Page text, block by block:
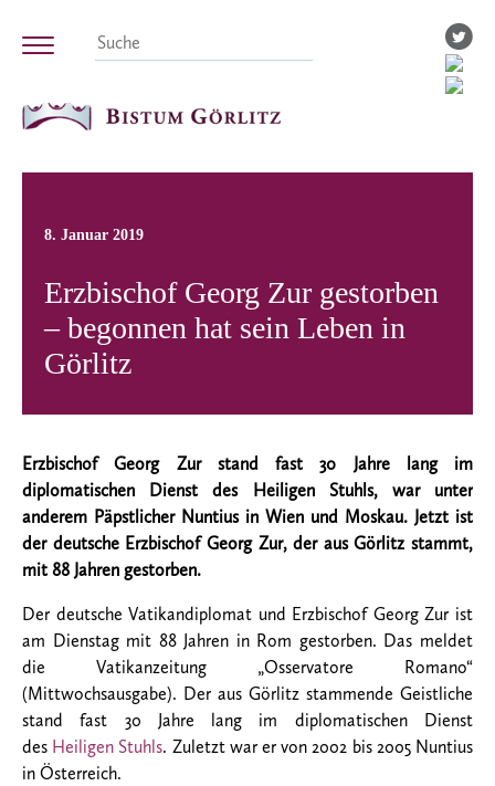
8. Januar 2019
Erzbischof Georg Zur gestorben
– begonnen hat sein Leben in
Görlitz
Erzbischof Georg Zur stand fast 30 Jahre lang im
diplomatischen Dienst des Heiligen Stuhls, war unter
anderem Päpstlicher Nuntius in Wien und Moskau. Jetzt ist
der deutsche Erzbischof Georg Zur, der aus Görlitz stammt,
mit 88 Jahren gestorben.
Der deutsche Vatikandiplomat und Erzbischof GeorgZur ist
am Dienstag mit 88 Jahren in Rom gestorben. Das meldet
die Vatikanzeitung „Osservatore Romano“
(Mittwochsausgabe). Der aus Görlitz stammende Geistliche
stand fast 30 Jahre lang im diplomatischen Dienst
des Heiligen Stuhls. Zuletzt war er von 2002 bis 2005 Nuntius
in Österreich.